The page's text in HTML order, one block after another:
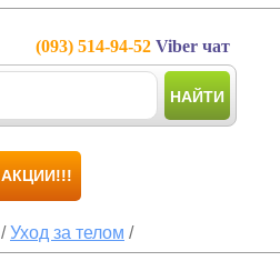
(093) 514-94-52 Viber чат
НАЙТИ
АКЦИИ!!!
/Уход за телом /